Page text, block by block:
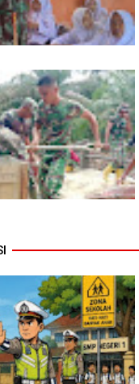
Wasbang, Babinsa
Karakter dan Jiwa
Pelajar
Tak Jadi Penghalang,
dan Pengacian Terus